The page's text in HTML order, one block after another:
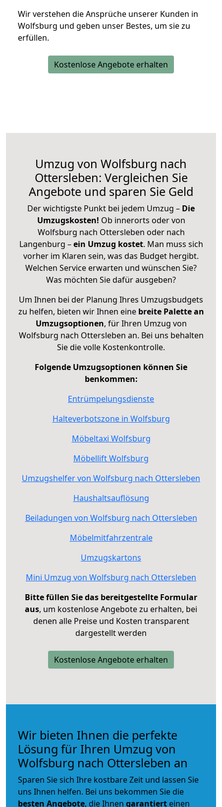
Wir verstehen die Ansprüche unserer Kunden in
Wolfsburg und geben unser Bestes, um sie zu
erfüllen.
Kostenlose Angebote erhalten
Umzug von Wolfsburg nach
Ottersleben: Vergleichen Sie
Angebote und sparen Sie Geld
Der wichtigste Punkt bei jedem Umzug – Die
Umzugskosten! Ob innerorts oder von
Wolfsburg nach Ottersleben oder nach
Langenburg –ein Umzug kostet. Man muss sich
vorher im Klaren sein, was das Budget hergibt.
Welchen Service erwarten und wünschen Sie?
Was möchten Sie dafür ausgeben?
Um Ihnen bei der Planung Ihres Umzugsbudgets
zu helfen, bieten wir Ihnen eine breite Palette an
Umzugsoptionen, für Ihren Umzug von
Wolfsburg nach Ottersleben an. Bei uns behalten
Sie die volle Kostenkontrolle.
Folgende Umzugsoptionen können Sie
benkommen:
Entrümpelungsdienste
Halteverbotszone in Wolfsburg
Möbeltaxi Wolfsburg
Möbellift Wolfsburg
Umzugshelfer von Wolfsburg nach Ottersleben
Haushaltsauflösung
Beiladungen von Wolfsburg nach Ottersleben
Möbelmitfahrzentrale
Umzugskartons
Mini Umzug von Wolfsburg nach Ottersleben
Bitte füllen Sie das bereitgestellte Formular
aus, um kostenlose Angebote zu erhalten, bei
denen alle Preise und Kosten transparent
dargestellt werden
Kostenlose Angebote erhalten
Wir bieten Ihnen die perfekte
Lösung für Ihren Umzug von
Wolfsburg nach Ottersleben an
Sparen Sie sich Ihre kostbare Zeit und lassen Sie
uns Ihnen helfen. Bei uns bekommen Sie die
besten Angebote, die Ihnen garantiert einen